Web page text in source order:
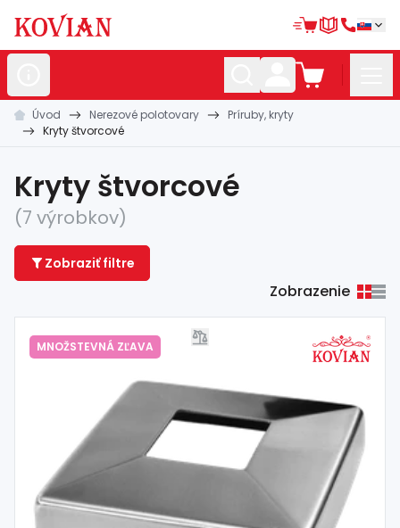
Nerezovépolotovary
Kované polotovary
Zábradlia amadlá
Bránovésystémy
Dom, dielňa,záhrada
materiál
Úvod Nerezové polotovary
Príruby, kryty
Kryty štvorcové
Kryty štvorcové
(7 výrobkov)
Zobraziť filtre
Zobrazenie
MNOŽSTEVNÁ ZĽAVA